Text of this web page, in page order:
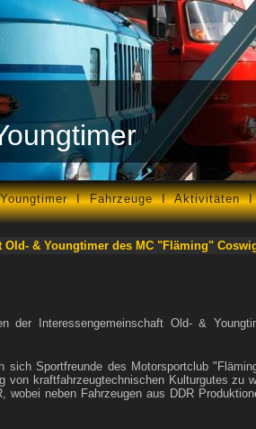
IFahrzeugeIAktivitäten
Old- & Youngtimer des MC "Fläming"
der Interessengemeinschaft Old- &
sich Sportfreunde des Motorsportclub
von kraftfahrzeugtechnischen Kulturgutes zu
wobei neben Fahrzeugen aus DDR